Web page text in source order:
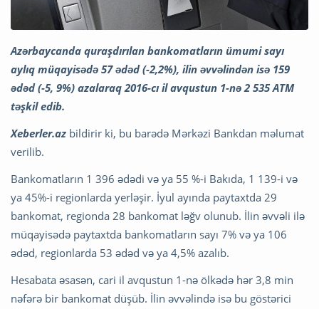
Azərbaycanda quraşdırılan bankomatların ümumi sayı
aylıq müqayisədə 57 ədəd (-2,2%), ilin əvvəlindən isə 159
ədəd (-5, 9%) azalaraq 2016-cı il avqustun 1-nə 2 535 ATM
təşkil edib.
Xeberler.az bildirir ki, bu barədə Mərkəzi Bankdan məlumat
verilib.
Bankomatların 1 396 ədədi və ya 55 %-i Bakıda, 1 139-i və
ya 45%-i regionlarda yerləşir. İyul ayında paytaxtda 29
bankomat, regionda 28 bankomat ləğv olunub. İlin əvvəli ilə
müqayisədə paytaxtda bankomatların sayı 7% və ya 106
ədəd, regionlarda 53 ədəd və ya 4,5% azalıb.
Hesabata əsasən, cari il avqustun 1-nə ölkədə hər 3,8 min
nəfərə bir bankomat düşüb. İlin əvvəlində isə bu göstərici